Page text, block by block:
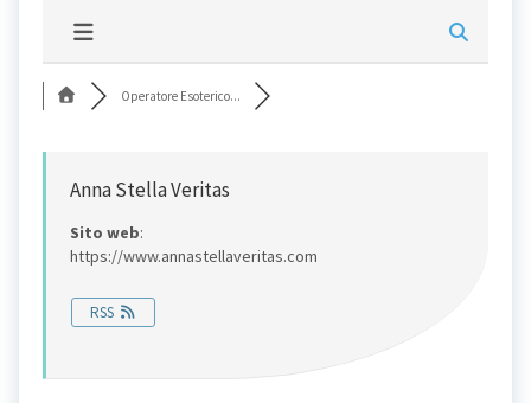
Operatore Esoterico...
Anna Stella Veritas
Sito web:
https://www.annastellaveritas.com
RSS